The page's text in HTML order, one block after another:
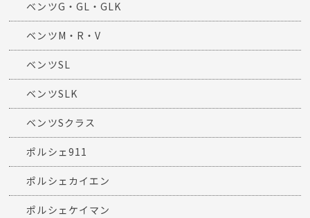
ベンツG・GL・GLK
ベンツM・R・V
ベンツSL
ベンツSLK
ベンツSクラス
ポルシェ911
ポルシェカイエン
ポルシェケイマン